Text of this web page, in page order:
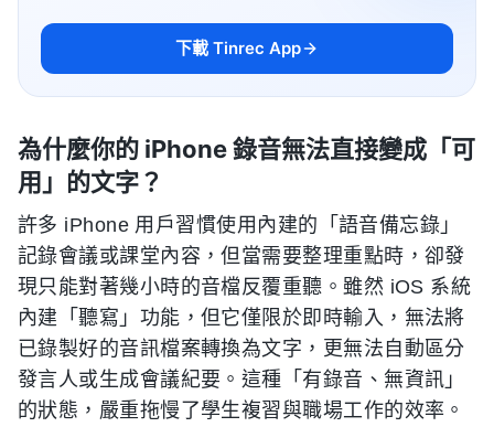
下載 Tinrec App
為什麼你的 iPhone 錄音無法直接變成「可
用」的文字？
許多 iPhone 用戶習慣使用內建的「語音備忘錄」
記錄會議或課堂內容，但當需要整理重點時，卻發
現只能對著幾小時的音檔反覆重聽。雖然 iOS 系統
內建「聽寫」功能，但它僅限於即時輸入，無法將
已錄製好的音訊檔案轉換為文字，更無法自動區分
發言人或生成會議紀要。這種「有錄音、無資訊」
的狀態，嚴重拖慢了學生複習與職場工作的效率。